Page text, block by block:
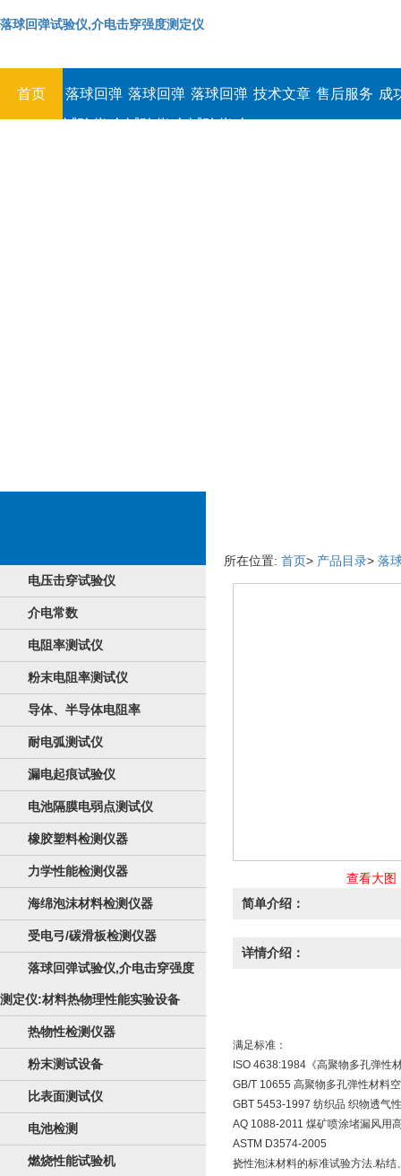
落球回弹试验仪,介电击穿强度测定仪
首页
落球回弹
试验仪,介
落球回弹
试验仪,介
落球回弹
试验仪,介
技术文章 售后服务 成
电压击穿试验仪
介电常数
电阻率测试仪
粉末电阻率测试仪
导体、半导体电阻率
耐电弧测试仪
漏电起痕试验仪
电池隔膜电弱点测试仪
橡胶塑料检测仪器
力学性能检测仪器
海绵泡沫材料检测仪器
受电弓/碳滑板检测仪器
落球回弹试验仪,介电击穿强度
测定仪:材料热物理性能实验设备
热物性检测仪器
粉末测试设备
比表面测试仪
电池检测
燃烧性能试验机
所在位置: 首页> 产品目录> 落
查看大图
简单介绍：
详情介绍：
满足标准：
ISO 4638:1984《高聚物多孔弹性
GB/T 10655 高聚物多孔弹性材料
GBT 5453-1997 纺织品 织物透气
AQ 1088-2011 煤矿喷涂堵漏风用
ASTM D3574-2005
挠性泡沫材料的标准试验方法.粘